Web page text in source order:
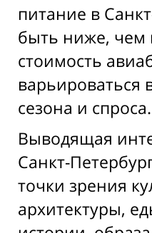
питание в
быть ниже, чем
стоимость
варьироваться
сезона и спроса.
Выводящая
Санкт-
точки зрения
архитектуры,